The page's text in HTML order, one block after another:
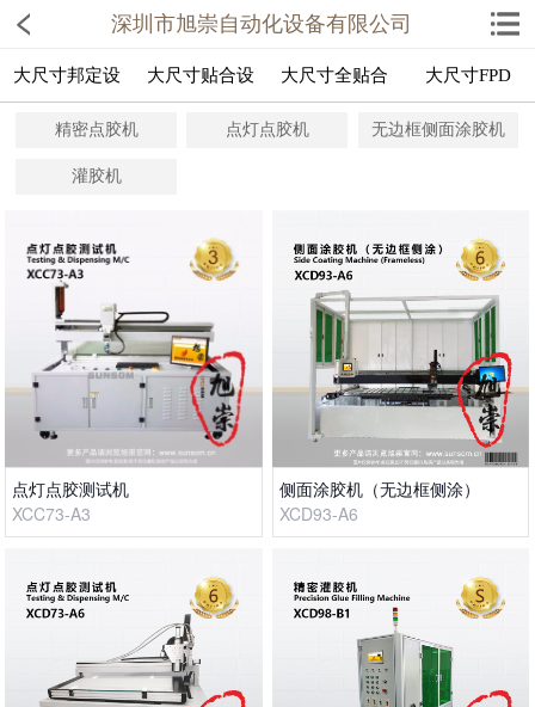
深圳市旭崇自动化设备有限公司
大尺寸邦定设 大尺寸贴合设 大尺寸全贴合 大尺寸FPD
精密点胶机 点灯点胶机 无边框侧面涂胶机
灌胶机
点灯点胶测试机
XCC73-A3
侧面涂胶机（无边框侧涂）
XCD93-A6